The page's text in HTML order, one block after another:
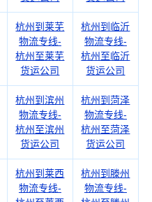
杭州到莱芜
物流专线-
杭州至莱芜
货运公司
杭州到临沂
物流专线-
杭州至临沂
货运公司
杭州到滨州
物流专线-
杭州至滨州
货运公司
杭州到菏泽
物流专线-
杭州至菏泽
货运公司
杭州到莱西
物流专线-
杭州到滕州
物流专线-